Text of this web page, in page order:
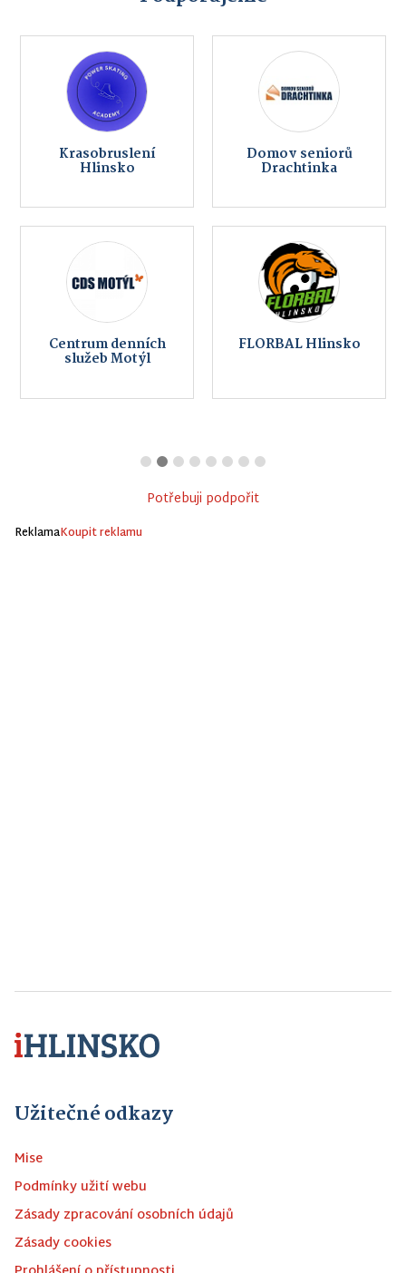
Krasobruslení
Hlinsko
Domov seniorů
Drachtinka
Centrum denních
služeb Motýl
FLORBAL Hlinsko
Potřebuji podpořit
ReklamaKoupit reklamu
Užitečné odkazy
Mise
Podmínky užití webu
Zásady zpracování osobních údajů
Zásady cookies